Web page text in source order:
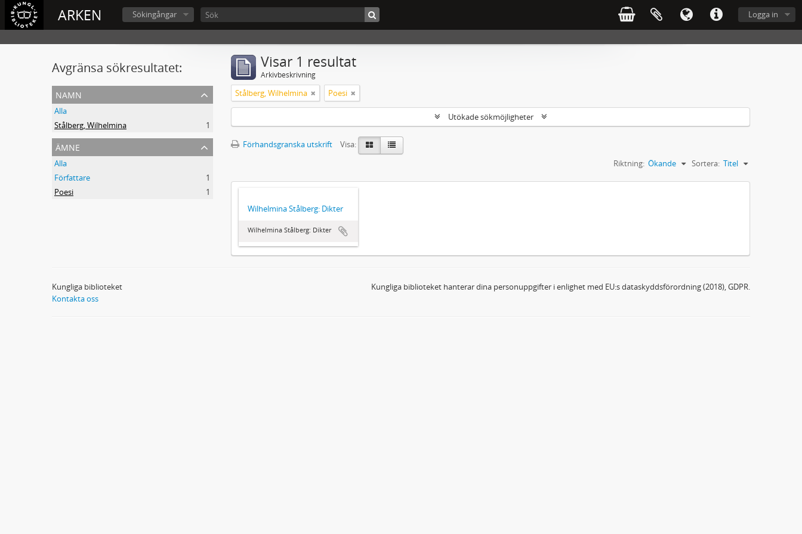
ARKEN Logga in
Sökingångar
Avgränsa sökresultatet:
namn
Alla
Stålberg, Wilhelmina
1
ämne
Alla
Författare
1
Poesi
1
Visar 1 resultat
Arkivbeskrivning
Stålberg, Wilhelmina Poesi
Utökade sökmöjligheter
Förhandsgranska utskrift
Visa:
Sortera: Titel
Riktning: Ökande
Wilhelmina Stålberg: Dikter
Wilhelmina Stålberg: Dikter
Kungliga biblioteket
Kontakta oss
Kungliga biblioteket hanterar dina personuppgifter i enlighet med EU:s dataskyddsförordning (2018), GDPR.